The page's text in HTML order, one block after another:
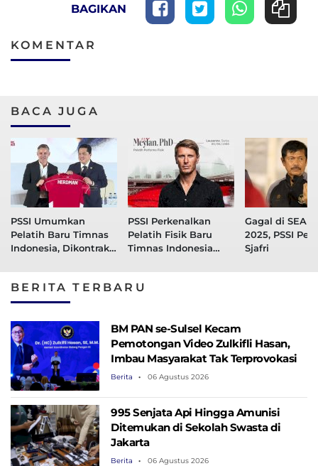
BAGIKAN
KOMENTAR
BACA JUGA
PSSI Umumkan
Pelatih Baru Timnas
Indonesia, Dikontrak
PSSI Perkenalkan
Pelatih Fisik Baru
Timnas Indonesia
Gagal di SEA
2025, PSSI
Sjafri
BERITA TERBARU
BM PAN se-Sulsel Kecam
Pemotongan Video Zulkifli Hasan,
Imbau Masyarakat Tak Terprovokasi
Berita 06 Agustus 2026
995 Senjata Api Hingga Amunisi
Ditemukan di Sekolah Swasta di
Jakarta
Berita 06 Agustus 2026